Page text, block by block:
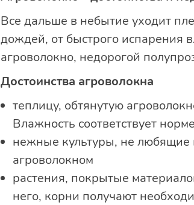
Все дальше в небытие уходит
дождей, от быстрого испарения
агроволокно, недорогой
Достоинства агроволокна
теплицу, обтянутую
Влажность соответствует
нежные культуры, не любящие
агроволокном
растения, покрытые
него, корни получают